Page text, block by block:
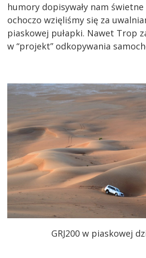
humory dopisywały nam
ochoczo wzięliśmy się za
piaskowej pułapki. Nawet Trop
w “projekt” odkopywania
GRJ200 w piaskowej